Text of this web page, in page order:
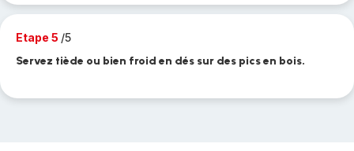
Etape 5 /5
Servez tiède ou bien froid en dés sur des pics en bois.